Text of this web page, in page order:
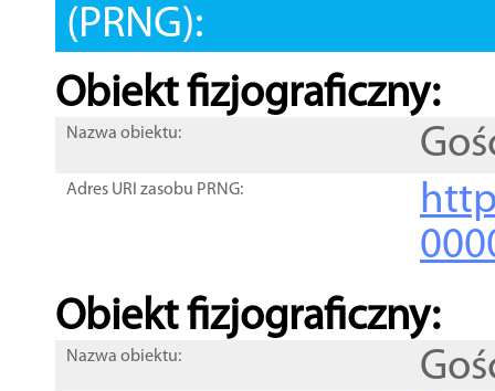
(PRNG):
Obiekt fizjograficzny:
Nazwa obiektu:
Adres URI zasobu PRNG:
Obiekt fizjograficzny:
Nazwa obiektu: